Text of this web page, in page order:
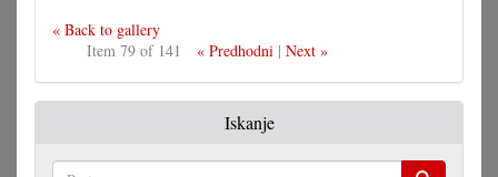
« Back to gallery
Item 79 of 141
« Predhodni| Next »
Iskanje